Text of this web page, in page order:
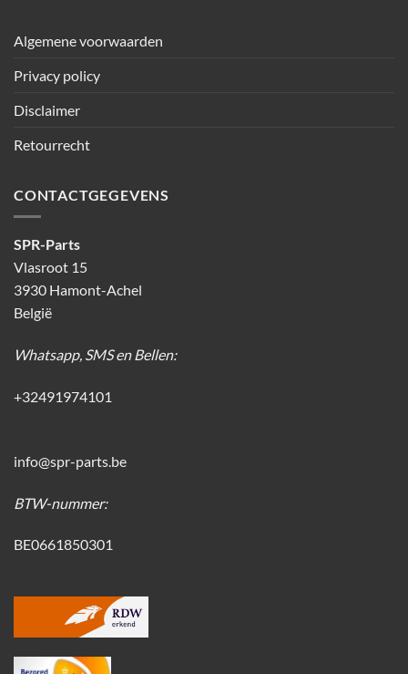
Algemene voorwaarden
Privacy policy
Disclaimer
Retourrecht
CONTACTGEGEVENS
SPR-Parts
Vlasroot 15
3930 Hamont-Achel
België
Whatsapp, SMS en Bellen:
+32491974101
info@spr-parts.be
BTW-nummer:
BE0661850301